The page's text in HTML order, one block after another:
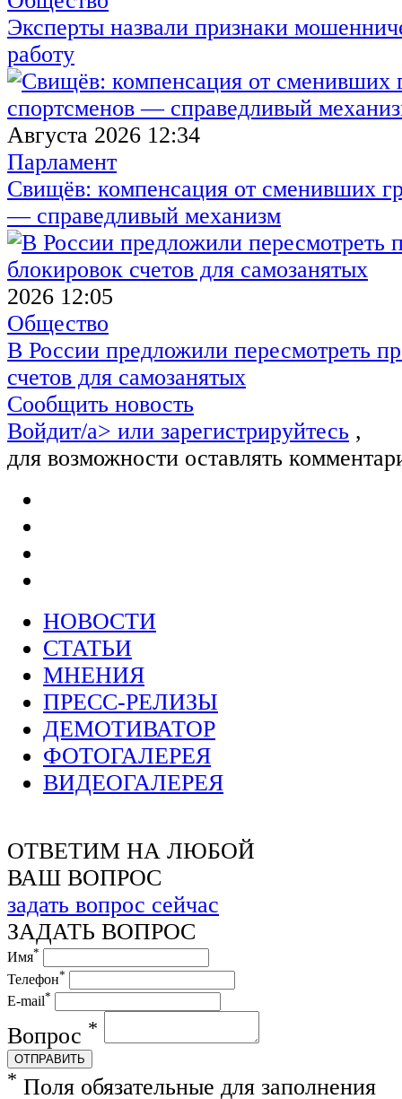
Эксперты назвали признаки
работу
Августа 2026 12:34
Парламент
Свищёв: компенсация от сменивших
— справедливый механизм
2026 12:05
Общество
В России предложили пересмотреть
счетов для самозанятых
Сообщить новость
Войдит/a> или зарегистрируйтесь ,
для возможности оставлять
НОВОСТИ
СТАТЬИ
МНЕНИЯ
ПРЕСС-РЕЛИЗЫ
ДЕМОТИВАТОР
ФОТОГАЛЕРЕЯ
ВИДЕОГАЛЕРЕЯ
ОТВЕТИМ НА ЛЮБОЙ
ВАШ ВОПРОС
задать вопрос сейчас
ЗАДАТЬ ВОПРОС
Имя*
Телефон*
E-mail*
Вопрос *
ОТПРАВИТЬ
* Поля обязательные для заполнения